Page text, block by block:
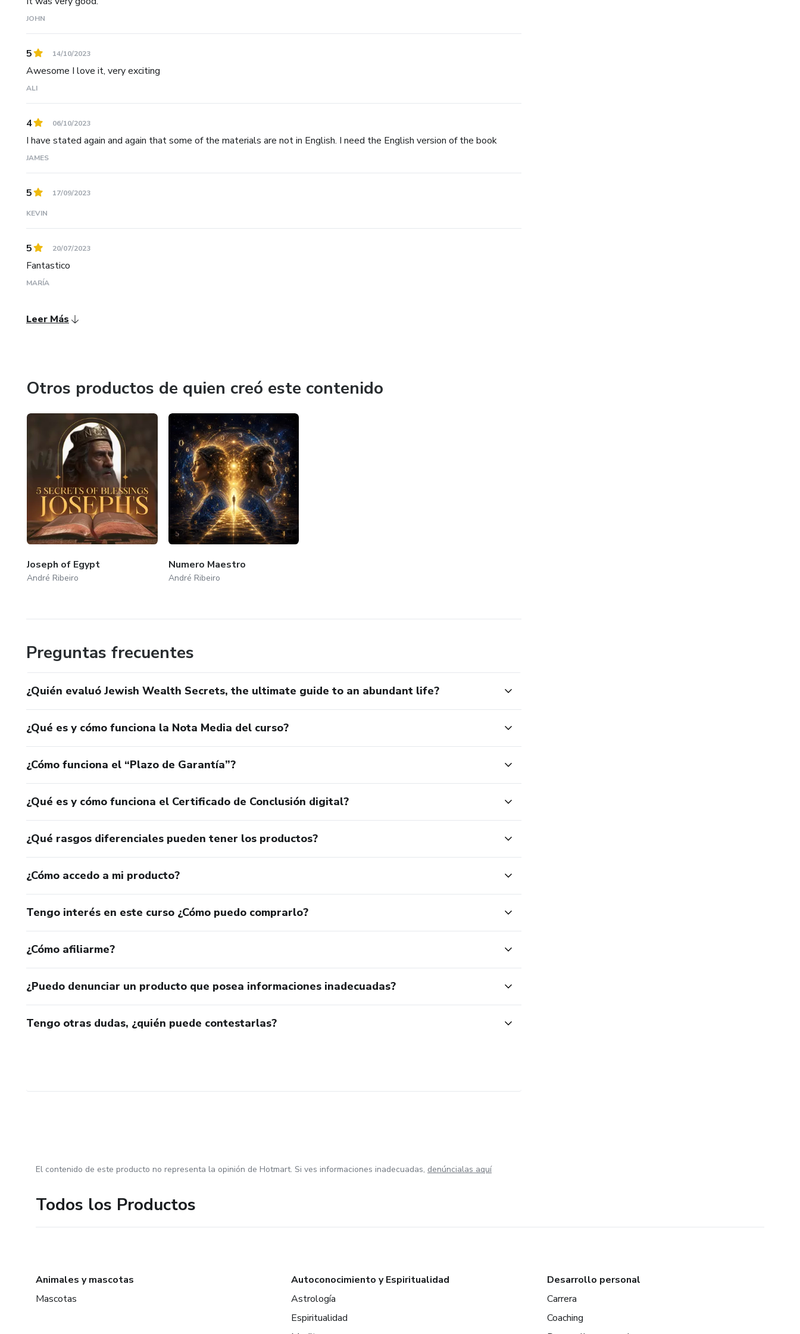
JOHN
5 14/10/2023
Awesome I love it, very exciting
ALI
4 06/10/2023
I have stated again and again that some of the materials are not in English. I need the English version of the book
JAMES
5 17/09/2023
KEVIN
5 20/07/2023
Fantastico
MARÍA
Leer Más
Otros productos de quien creó este contenido
Joseph of Egypt
André Ribeiro
Numero Maestro
André Ribeiro
Preguntas frecuentes
¿Quién evaluó Jewish Wealth Secrets, the ultimate guide to an abundant life?
¿Qué es y cómo funciona la Nota Media del curso?
¿Cómo funciona el “Plazo de Garantía”?
¿Qué es y cómo funciona el Certificado de Conclusión digital?
¿Qué rasgos diferenciales pueden tener los productos?
¿Cómo accedo a mi producto?
Tengo interés en este curso ¿Cómo puedo comprarlo?
¿Cómo afiliarme?
¿Puedo denunciar un producto que posea informaciones inadecuadas?
Tengo otras dudas, ¿quién puede contestarlas?
El contenido de este producto no representa la opinión de Hotmart. Si ves informaciones inadecuadas, denúncialas aquí
Todos los Productos
Animales y mascotas
Mascotas
Autoconocimiento y Espiritualidad
Astrología
Espiritualidad
Desarrollo personal
Carrera
Coaching